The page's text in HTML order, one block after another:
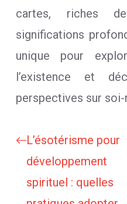
cartes, riches
significations
unique pour
l’existence et
perspectives sur
L’ésotérisme pour
développement
spirituel : quelles